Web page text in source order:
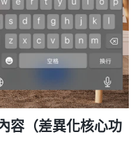
容（差異化核心功